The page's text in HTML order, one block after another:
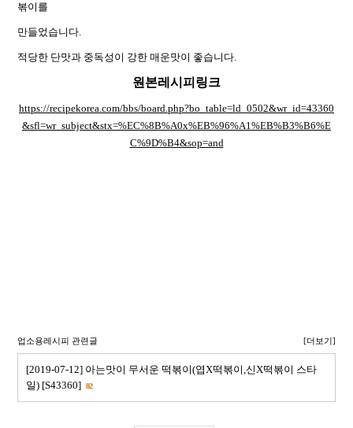
볶이를
만들었습니다.
적당한 단맛과 중독성이 강한 매운맛이 좋습니다.
원본레시피링크
https://recipekorea.com/bbs/board.php?bo_table=ld_0502&wr_id=43360
&sfl=wr_subject&stx=%EC%8B%A0x%EB%96%A1%EB%B3%B6%E
C%9D%B4&sop=and
업소용레시피 관련글 [더보기]
[2019-07-12] 아는맛이 무서운 떡볶이(엽X떡볶이,신X떡볶이 스타
일) [S43360] 82